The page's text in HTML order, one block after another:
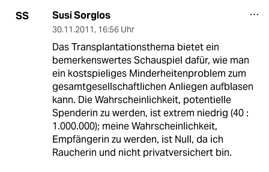
SS Susi Sorglos
30.11.2011, 16:56 Uhr
Das Transplantationsthema bietet ein
bemerkenswertes Schauspiel dafür, wie man
ein kostspieliges Minderheitenproblem zum
gesamtgesellschaftlichen Anliegen aufblasen
kann. Die Wahrscheinlichkeit, potentielle
Spenderin zu werden, ist extrem niedrig (40 :
1.000.000); meine Wahrscheinlichkeit,
Empfängerin zu werden, ist Null, da ich
Raucherin und nicht privatversichert bin.